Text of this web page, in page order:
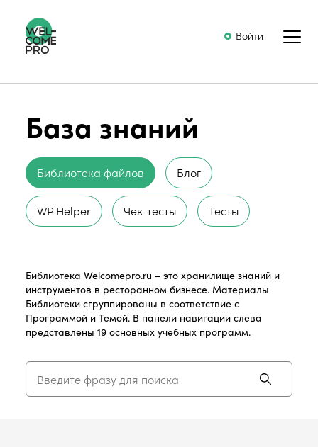
Войти
База знаний
Библиотека файлов Блог
WP Helper Чек-тесты Тесты
Библиотека Welcomepro.ru – это хранилище знаний и
инструментов в ресторанном бизнесе. Материалы
Библиотеки сгруппированы в соответствие с
Программой и Темой. В панели навигации слева
представлены 19 основных учебных программ.